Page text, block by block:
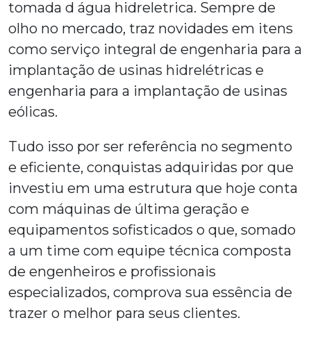
tomada d água hidreletrica. Sempre de
olho no mercado, traz novidades em itens
como serviço integral de engenharia para a
implantação de usinas hidrelétricas e
engenharia para a implantação de usinas
eólicas.
Tudo isso por ser referência no segmento
e eficiente, conquistas adquiridas por que
investiu em uma estrutura que hoje conta
com máquinas de última geração e
equipamentos sofisticados o que, somado
a um time com equipe técnica composta
de engenheiros e profissionais
especializados, comprova sua essência de
trazer o melhor para seus clientes.